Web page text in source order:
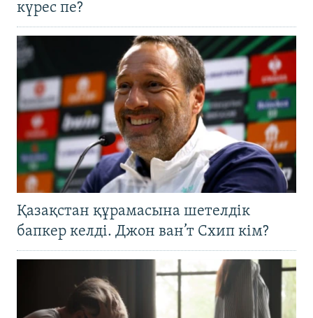
күрес пе?
Қазақстан құрамасына шетелдік
бапкер келді. Джон ван’т Схип кім?